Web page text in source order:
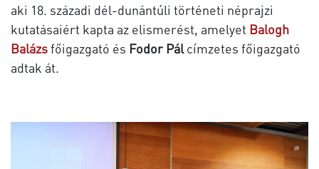
aki 18. századi dél-dunántúli történeti néprajzi
kutatásaiért kapta az elismerést, amelyet Balogh
Balázsfőigazgató és Fodor Pálcímzetes főigazgató
adtak át.